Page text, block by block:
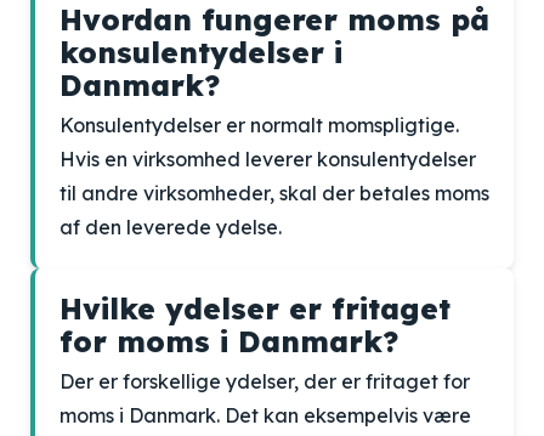
Hvordan fungerer moms på
konsulentydelser i
Danmark?
Konsulentydelser er normalt momspligtige.
Hvis en virksomhed leverer konsulentydelser
til andre virksomheder, skal der betales moms
af den leverede ydelse.
Hvilke ydelser er fritaget
for moms i Danmark?
Der er forskellige ydelser, der er fritaget for
moms i Danmark. Det kan eksempelvis være